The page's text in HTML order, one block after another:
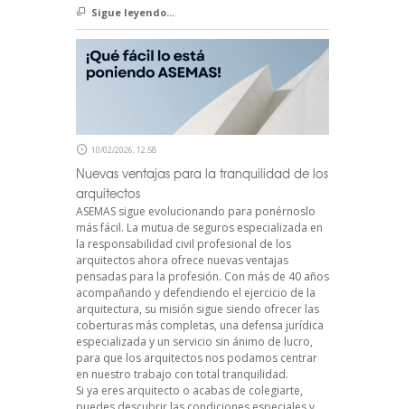
Sigue leyendo...
10/02/2026, 12:58
Nuevas ventajas para la tranquilidad de los
arquitectos
ASEMAS sigue evolucionando para ponérnoslo
más fácil. La mutua de seguros especializada en
la responsabilidad civil profesional de los
arquitectos ahora ofrece nuevas ventajas
pensadas para la profesión. Con más de 40 años
acompañando y defendiendo el ejercicio de la
arquitectura, su misión sigue siendo ofrecer las
coberturas más completas, una defensa jurídica
especializada y un servicio sin ánimo de lucro,
para que los arquitectos nos podamos centrar
en nuestro trabajo con total tranquilidad.
Si ya eres arquitecto o acabas de colegiarte,